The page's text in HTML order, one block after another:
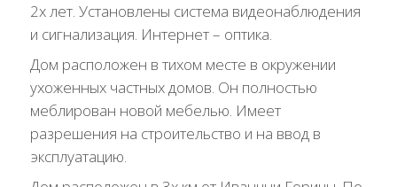
2х лет. Установлены система видеонаблюдения
и сигнализация. Интернет – оптика.
Дом расположен в тихом месте в окружении
ухоженных частных домов. Он полностью
меблирован новой мебелью. Имеет
разрешения на строительство и на ввод в
эксплуатацию.